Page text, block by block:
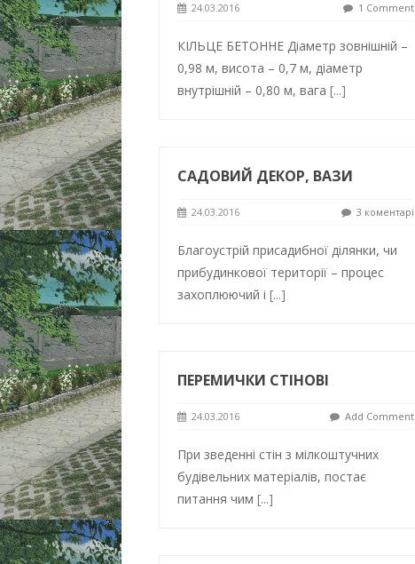
24.03.2016 1 Comment
КІЛЬЦЕ БЕТОННЕ Діаметр зовнішній –
0,98 м, висота – 0,7 м, діаметр
внутрішній – 0,80 м, вага [...]
САДОВИЙ ДЕКОР, ВАЗИ
24.03.2016 3 коментарі
Благоустрій присадибної ділянки, чи
прибудинкової території – процес
захоплюючий і [...]
ПЕРЕМИЧКИ СТІНОВІ
24.03.2016 Add Comment
При зведенні стін з мілкоштучних
будівельних матеріалів, постає
питання чим [...]